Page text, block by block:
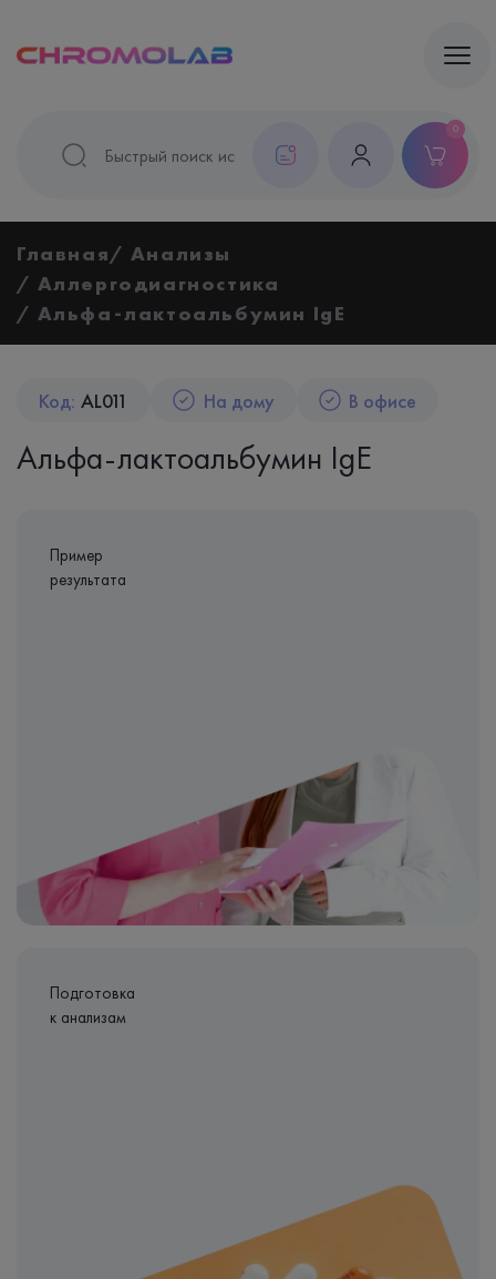
0
Главная
Анализы
Аллергодиагностика
Альфа-лактоальбумин IgE
Код: AL011 На дому В офисе
Альфа-лактоальбумин IgE
Пример
результата
Подготовка
к анализам